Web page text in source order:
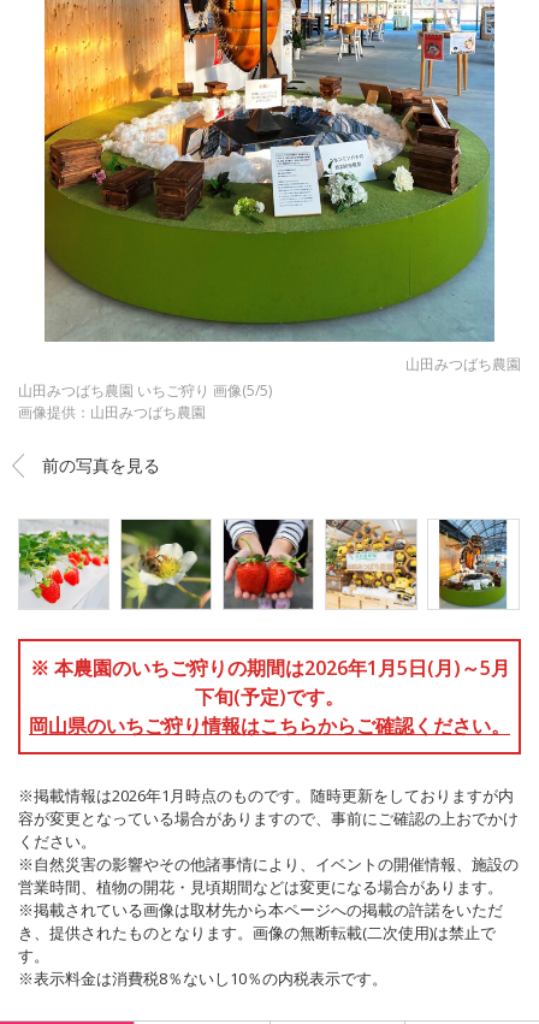
山田みつばち農園
山田みつばち農園 いちご狩り 画像(5/5)
画像提供：山田みつばち農園
前の写真を見る
※ 本農園のいちご狩りの期間は2026年1月5日(月)～5月
下旬(予定)です。
岡山県のいちご狩り情報はこちらからご確認ください。
※掲載情報は2026年1月時点のものです。随時更新をしておりますが内
容が変更となっている場合がありますので、事前にご確認の上おでかけ
ください。
※自然災害の影響やその他諸事情により、イベントの開催情報、施設の
営業時間、植物の開花・見頃期間などは変更になる場合があります。
※掲載されている画像は取材先から本ページへの掲載の許諾をいただ
き、提供されたものとなります。画像の無断転載(二次使用)は禁止で
す。
※表示料金は消費税8％ないし10％の内税表示です。